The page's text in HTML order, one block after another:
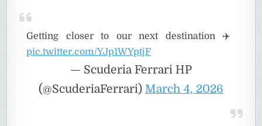
Getting closer to our next destination ✈️
pic.twitter.com/YJp1WYptjF
— Scuderia Ferrari HP
(@ScuderiaFerrari) March 4, 2026